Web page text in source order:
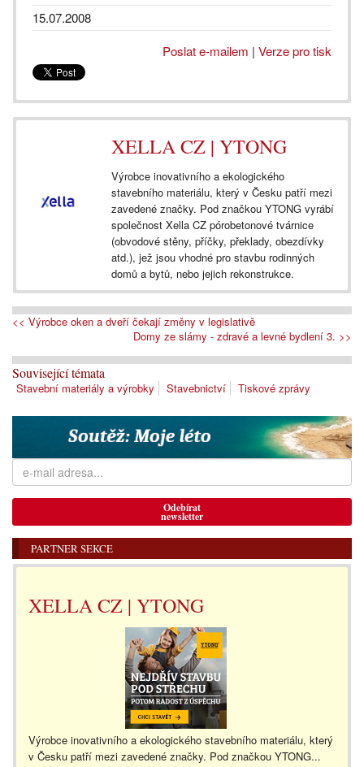
15.07.2008
Poslat e-mailem | Verze pro tisk
XELLA CZ | YTONG
Výrobce inovativního a ekologického
stavebního materiálu, který v Česku patří mezi
zavedené značky. Pod značkou YTONG vyrábí
společnost Xella CZ pórobetonové tvárnice
(obvodové stěny, příčky, překlady, obezdívky
atd.), jež jsou vhodné pro stavbu rodinných
domů a bytů, nebo jejich rekonstrukce.
<< Výrobce oken a dveří čekají změny v legislativě
Domy ze slámy - zdravé a levné bydlení 3. >>
Související témata
Stavební materiály a výrobky Stavebnictví Tiskové zprávy
Odebírat
newsletter
PARTNER SEKCE
XELLA CZ | YTONG
Výrobce inovativního a ekologického stavebního materiálu, který
v Česku patří mezi zavedené značky. Pod značkou YTONG...